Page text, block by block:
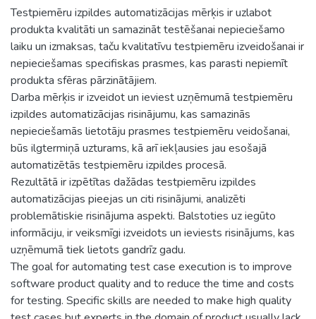
Testpiemēru izpildes automatizācijas mērķis ir uzlabot
produkta kvalitāti un samazināt testēšanai nepieciešamo
laiku un izmaksas, taču kvalitatīvu testpiemēru izveidošanai ir
nepieciešamas specifiskas prasmes, kas parasti nepiemīt
produkta sfēras pārzinātājiem.
Darba mērķis ir izveidot un ieviest uzņēmumā testpiemēru
izpildes automatizācijas risinājumu, kas samazinās
nepieciešamās lietotāju prasmes testpiemēru veidošanai,
būs ilgtermiņā uzturams, kā arī iekļausies jau esošajā
automatizētās testpiemēru izpildes procesā.
Rezultātā ir izpētītas dažādas testpiemēru izpildes
automatizācijas pieejas un citi risinājumi, analizēti
problemātiskie risinājuma aspekti. Balstoties uz iegūto
informāciju, ir veiksmīgi izveidots un ieviests risinājums, kas
uzņēmumā tiek lietots gandrīz gadu.
The goal for automating test case execution is to improve
software product quality and to reduce the time and costs
for testing. Specific skills are needed to make high quality